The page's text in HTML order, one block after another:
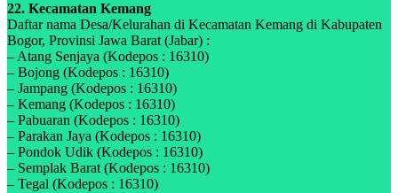
22. Kecamatan Kemang
Daftar nama Desa/Kelurahan di Kecamatan Kemang di Kabupaten
Bogor, Provinsi Jawa Barat (Jabar) :
– Atang Senjaya (Kodepos : 16310)
– Bojong (Kodepos : 16310)
– Jampang (Kodepos : 16310)
– Kemang (Kodepos : 16310)
– Pabuaran (Kodepos : 16310)
– Parakan Jaya (Kodepos : 16310)
– Pondok Udik (Kodepos : 16310)
– Semplak Barat (Kodepos : 16310)
– Tegal (Kodepos : 16310)